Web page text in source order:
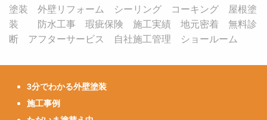
塗装 外壁リフォーム シーリング コーキング 屋根塗
装 防水工事 瑕疵保険 施工実績 地元密着 無料診
断 アフターサービス 自社施工管理 ショールーム
3分でわかる外壁塗装
施工事例